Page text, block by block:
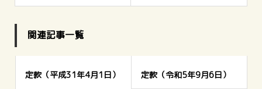
関連記事一覧
定款（平成31年4月1日） 定款（令和5年9月6日）